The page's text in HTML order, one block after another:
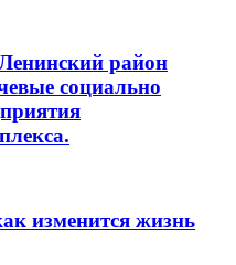
район
социально
изменится жизнь